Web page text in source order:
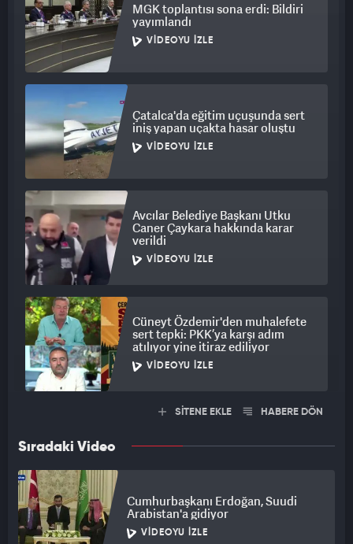
MGK toplantısı sona erdi: Bildiri
yayımlandı
VIDEOYU İZLE
Çatalca'da eğitim uçuşunda sert
iniş yapan uçakta hasar oluştu
VIDEOYU İZLE
Avcılar Belediye Başkanı Utku
Caner Çaykara hakkında karar
verildi
VIDEOYU İZLE
Cüneyt Özdemir'den muhalefete
sert tepki: PKK’ya karşı adım
atılıyor yine itiraz ediliyor
VIDEOYU İZLE
SİTENE EKLE HABERE DÖN
Sıradaki Video
Cumhurbaşkanı Erdoğan, Suudi
Arabistan'a gidiyor
VIDEOYU İZLE